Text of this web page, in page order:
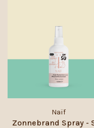
Naïf
Zonnebrand Spray -